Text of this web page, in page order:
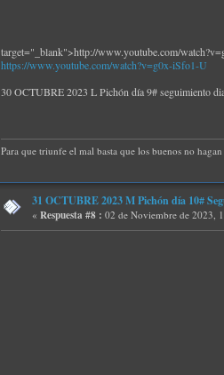
target="_blank">http://www.youtube.com/
https://www.youtube.com/watch?v=g0x-iSfo1-U
30 OCTUBRE 2023 L Pichón día 9# seguimiento
Para que triunfe el mal basta que los buenos no
31 OCTUBRE 2023 M Pichón día 10#
« Respuesta #8 : 02 de Noviembre de 2023,